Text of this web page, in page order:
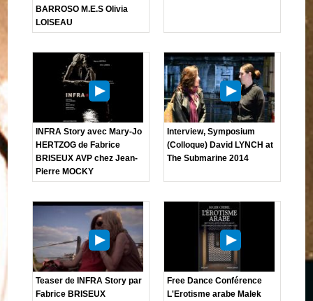
BARROSO M.E.S Olivia
LOISEAU
INFRA Story avec Mary-Jo
HERTZOG de Fabrice
BRISEUX AVP chez Jean-
Pierre MOCKY
Interview, Symposium
(Colloque) David LYNCH at
The Submarine 2014
Teaser de INFRA Story par
Fabrice BRISEUX
Free Dance Conférence
L'Erotisme arabe Malek